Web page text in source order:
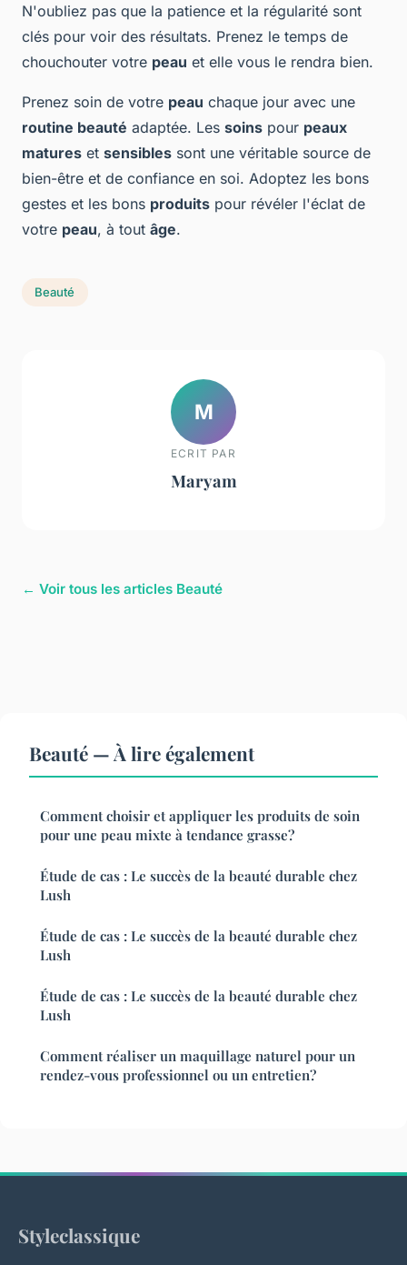
N'oubliez pas que la patience et la régularité sont
clés pour voir des résultats. Prenez le temps de
chouchouter votre peau et elle vous le rendra bien.
Prenez soin de votre peau chaque jour avec une
routine beauté adaptée. Les soins pour peaux
matures et sensibles sont une véritable source de
bien-être et de confiance en soi. Adoptez les bons
gestes et les bons produits pour révéler l'éclat de
votre peau, à tout âge.
Beauté
M
ECRIT PAR
Maryam
← Voir tous les articles Beauté
Beauté — À lire également
Comment choisir et appliquer les produits de soin
pour une peau mixte à tendance grasse?
Étude de cas : Le succès de la beauté durable chez
Lush
Étude de cas : Le succès de la beauté durable chez
Lush
Étude de cas : Le succès de la beauté durable chez
Lush
Comment réaliser un maquillage naturel pour un
rendez-vous professionnel ou un entretien?
Styleclassique